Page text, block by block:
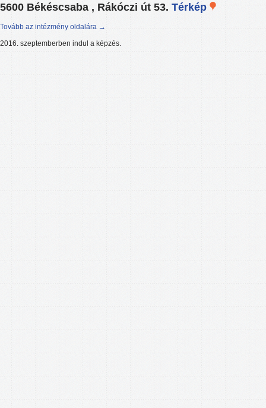
5600 Békéscsaba , Rákóczi út 53. Térkép
Tovább az intézmény oldalára →
2016. szeptemberben indul a képzés.